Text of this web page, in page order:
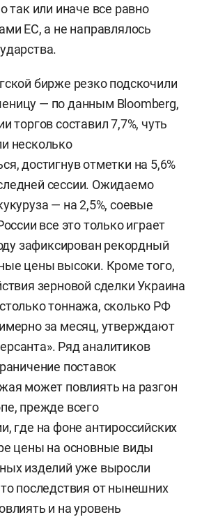
так или иначе все равно
ЕС, а не направлялось
бирже резко подскочили
— по данным Bloomberg,
торгов составил 7,7%, чуть
несколько
достигнув отметки на 5,6%
сессии. Ожидаемо
— на 2,5%, соевые
все это только играет
зафиксирован рекордный
цены высоки. Кроме того,
зерновой сделки Украина
тоннажа, сколько РФ
за месяц, утверждают
Ряд аналитиков
поставок
может повлиять на разгон
прежде всего
где на фоне антироссийских
цены на основные виды
изделий уже выросли
последствия от нынешних
и на уровень